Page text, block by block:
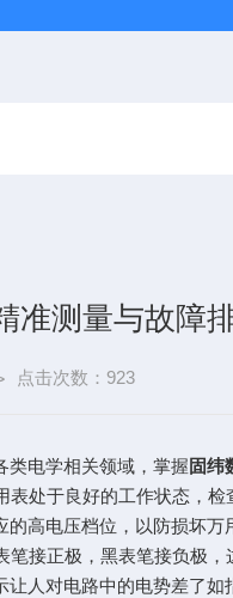
准测量与故障
点击次数：923
电学相关领域，掌握 固纬
于良好的工作状态，检
高电压档位，以防损坏万
正极，黑表笔接负极，
人对电路中的电势差了如